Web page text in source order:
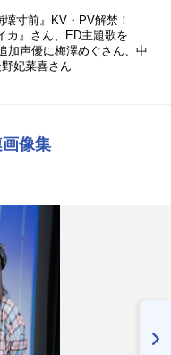
壊寸前』KV・PV解禁！
カ』さん、ED主題歌を
加声優に梅澤めぐさん、中
妃菜喜さん
像集